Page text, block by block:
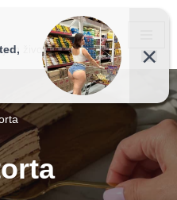
životu!